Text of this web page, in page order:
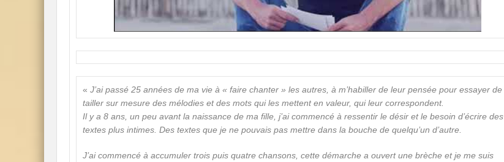
« J’ai passé 25 années de ma vie à « faire chanter » les autres, à m’habiller de leur pensée pour essayer de
tailler sur mesure des mélodies et des mots qui les mettent en valeur, qui leur correspondent.
Il y a 8 ans, un peu avant la naissance de ma fille, j’ai commencé à ressentir le désir et le besoin d’écrire des
textes plus intimes. Des textes que je ne pouvais pas mettre dans la bouche de quelqu’un d’autre.
J’ai commencé à accumuler trois puis quatre chansons, cette démarche a ouvert une brèche et je me suis